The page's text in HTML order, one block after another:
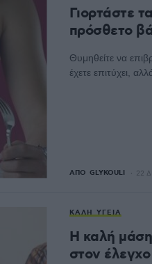
Γιορτάστε
πρόσθετο
Θυμηθείτε να
έχετε επιτύχει,
ΑΠΌ GLYKOULI 22
ΚΑΛΉ ΥΓΕΊΑ
Η καλή
στον